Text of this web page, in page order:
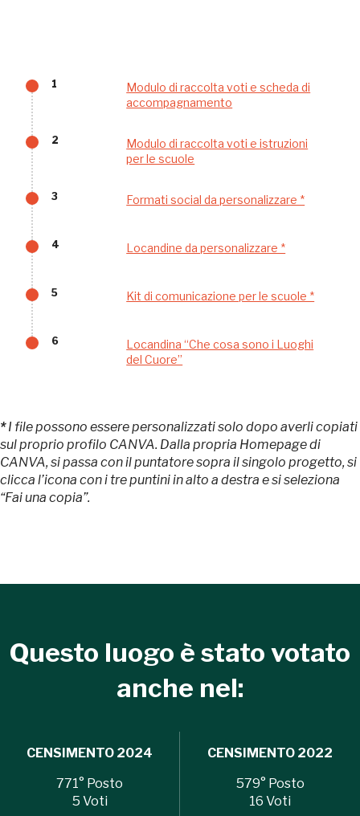
1
Modulo di raccolta voti e scheda di
accompagnamento
2
Modulo di raccolta voti e istruzioni
per le scuole
3 Formati social da personalizzare *
4 Locandine da personalizzare *
5 Kit di comunicazione per le scuole *
6
Locandina “Che cosa sono i Luoghi
del Cuore”
*I file possono essere personalizzati solo dopo averli copiati
sul proprio profilo CANVA. Dalla propria Homepage di
CANVA, si passa con il puntatore sopra il singolo progetto, si
clicca l’icona con i tre puntini in alto a destra e si seleziona
“Fai una copia”.
Questo luogo è stato votato
anche nel:
CENSIMENTO 2024
771° Posto
5 Voti
CENSIMENTO 2022
579° Posto
16 Voti
Ingresso gratuito
Museo
Firenze
Gallerie
Tutto questo non
sarebbe possibile
Milano
Tel. 02 4676151 - Fax 02 48193631
P.I.: 04358650150 - C.F.: 80102030154 - PEC:
80102030154ri@legalmail.it
dell'arte, della natura e del paesaggio italiani.
Riconosciuta con DPR 941 del 3.12.1975 - Iscritta al RUNTS rep. n. 2092